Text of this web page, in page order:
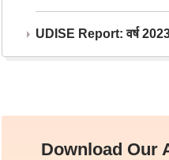
UDISE Report: वर्ष
Download Our